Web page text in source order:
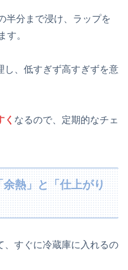
半分まで浸け、ラップを
す。
し、低すぎず高すぎずを意
く なるので、定期的なチェ
熱」と「仕上がり
、すぐに冷蔵庫に入れるの